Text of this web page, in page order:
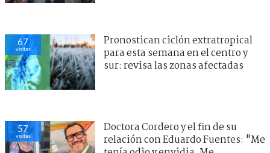
67
visitas
Pronostican ciclón extratropical
para esta semana en el centro y
sur: revisa las zonas afectadas
57
visitas
Doctora Cordero y el fin de su
relación con Eduardo Fuentes: "Me